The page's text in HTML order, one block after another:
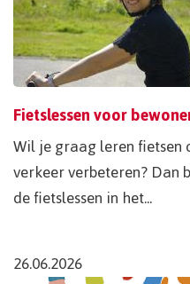
Wil je graag leren
verkeer verbeteren? Dan
de fietslessen in het...
26.06.2026